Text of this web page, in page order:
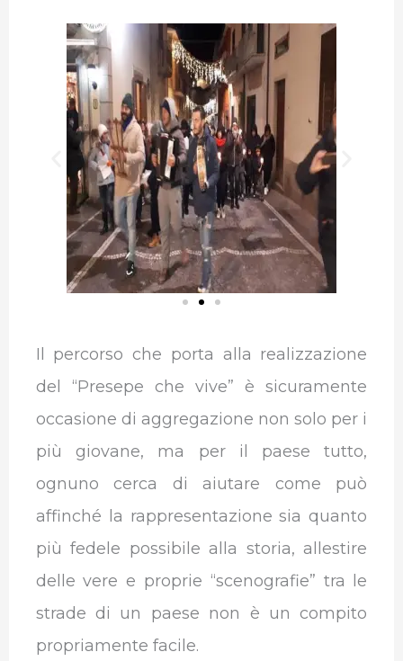
Il percorso che porta alla realizzazione
del “Presepe che vive” è sicuramente
occasione di aggregazione non solo per i
più giovane, ma per il paese tutto,
ognuno cerca di aiutare come può
affinché la rappresentazione sia quanto
più fedele possibile alla storia, allestire
delle vere e proprie “scenografie” tra le
strade di un paese non è un compito
propriamente facile.